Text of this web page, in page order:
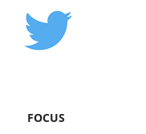
FOCUS